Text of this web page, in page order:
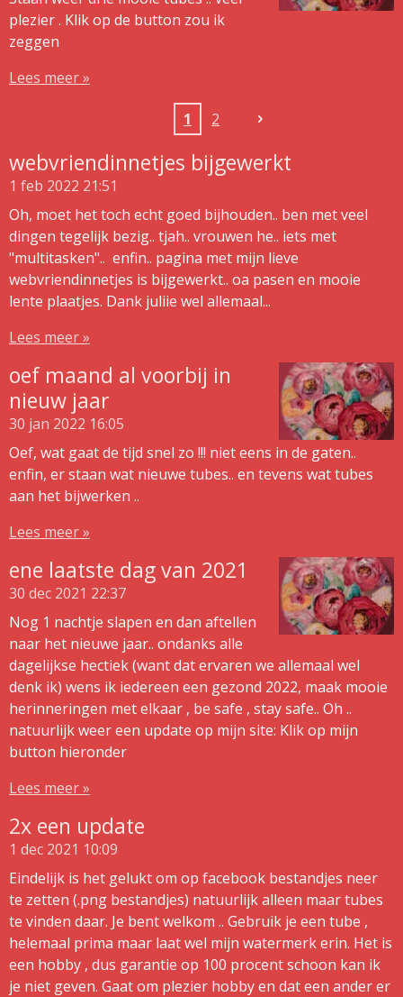
plezier . Klik op de button zou ik
zeggen
Lees meer »
1 2
webvriendinnetjes bijgewerkt
1 feb 2022 21:51
Oh, moet het toch echt goed bijhouden.. ben met veel
dingen tegelijk bezig.. tjah.. vrouwen he.. iets met
"multitasken".. enfin.. pagina met mijn lieve
webvriendinnetjes is bijgewerkt.. oa pasen en mooie
lente plaatjes. Dank juliie wel allemaal...
Lees meer »
oef maand al voorbij in
nieuw jaar
30 jan 2022 16:05
Oef, wat gaat de tijd snel zo !!! niet eens in de gaten..
enfin, er staan wat nieuwe tubes.. en tevens wat tubes
aan het bijwerken ..
Lees meer »
ene laatste dag van 2021
30 dec 2021 22:37
Nog 1 nachtje slapen en dan aftellen
naar het nieuwe jaar.. ondanks alle
dagelijkse hectiek (want dat ervaren we allemaal wel
denk ik) wens ik iedereen een gezond 2022, maak mooie
herinneringen met elkaar , be safe , stay safe.. Oh ..
natuurlijk weer een update op mijn site: Klik op mijn
button hieronder
Lees meer »
2x een update
1 dec 2021 10:09
Eindelijk is het gelukt om op facebook bestandjes neer
te zetten (.png bestandjes) natuurlijk alleen maar tubes
te vinden daar. Je bent welkom .. Gebruik je een tube ,
helemaal prima maar laat wel mijn watermerk erin. Het is
een hobby , dus garantie op 100 procent schoon kan ik
je niet geven. Gaat om plezier hobby en dat een ander er